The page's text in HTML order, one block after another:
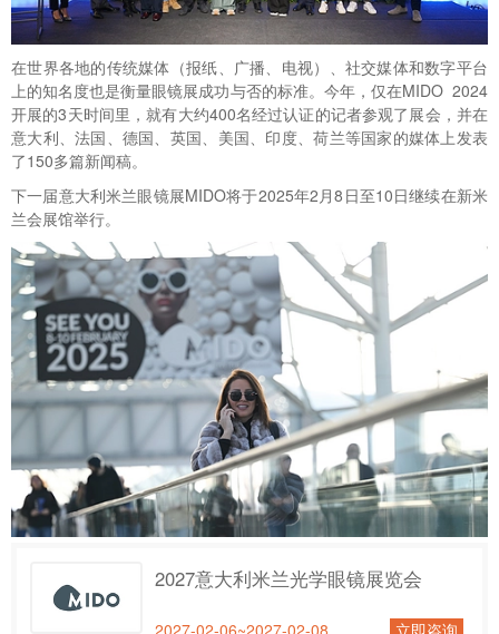
在世界各地的传统媒体（报纸、广播、电视）、社交媒体和数字平台
上的知名度也是衡量眼镜展成功与否的标准。今年，仅在MIDO 2024
开展的3天时间里，就有大约400名经过认证的记者参观了展会，并在
意大利、法国、德国、英国、美国、印度、荷兰等国家的媒体上发表
了150多篇新闻稿。
下一届意大利米兰眼镜展MIDO将于2025年2月8日至10日继续在新米
兰会展馆举行。
2027意大利米兰光学眼镜展览会
2027-02-06~2027-02-08 立即咨询